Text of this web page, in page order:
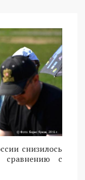
снизилось
с